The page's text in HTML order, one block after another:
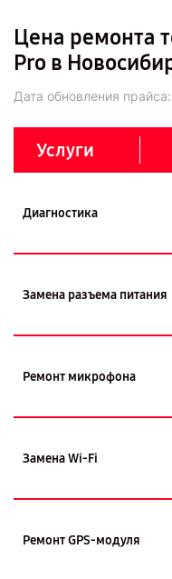
Цена ремонта
Pro в
Дата обновления прайса:
Услуги
Диагностика
Замена разъема питания
Ремонт микрофона
Замена Wi-Fi
Ремонт GPS-модуля